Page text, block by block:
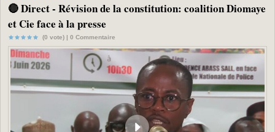
🔴 Direct - Révision de la constitution: coalition Diomaye
et Cie face à la presse
(0 vote) | 0 Commentaire